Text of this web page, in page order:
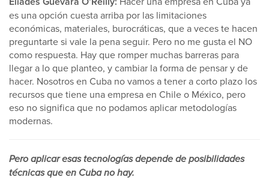
es una opción cuesta arriba por las limitaciones
económicas, materiales, burocráticas, que a veces te hacen
preguntarte si vale la pena seguir. Pero no me gusta el NO
como respuesta. Hay que romper muchas barreras para
llegar a lo que planteo, y cambiar la forma de pensar y de
hacer. Nosotros en Cuba no vamos a tener a corto plazo los
recursos que tiene una empresa en Chile o México, pero
eso no significa que no podamos aplicar metodologías
modernas.
Pero aplicar esas tecnologías depende de posibilidades
técnicas que en Cuba no hay.